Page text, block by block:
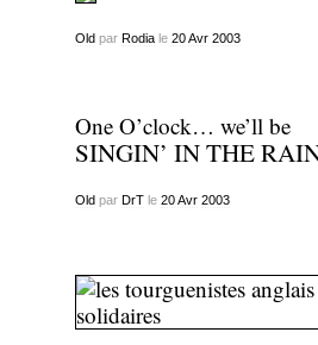
Oldpar Rodiale 20 Avr 2003
One O’clock… we’ll be
SINGIN’ IN THE
Oldpar DrTle 20 Avr 2003